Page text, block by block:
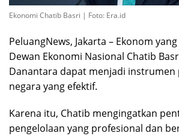
Ekonomi Chatib Basri | Foto: Era.id
PeluangNews, Jakarta – Ekonom
Dewan Ekonomi Nasional Chatib
Danantara dapat menjadi instrumen
negara yang efektif.
Karena itu, Chatib mengingatkan
pengelolaan yang profesional dan